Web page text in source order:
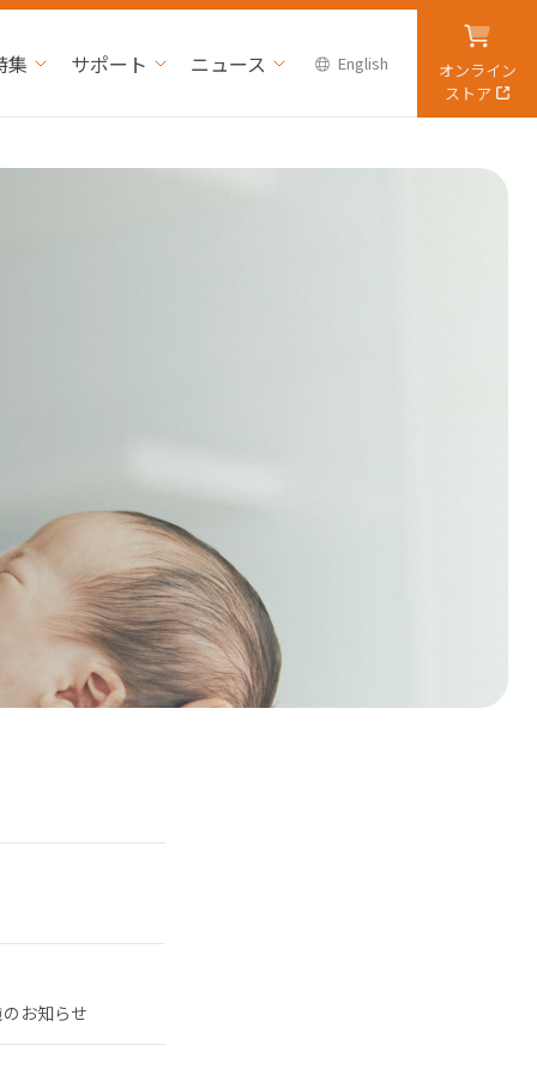
集 サポート ニュース English
オンライン
ストア
お知らせ